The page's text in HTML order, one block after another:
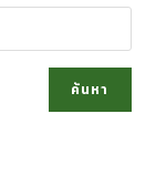
ค้นหา